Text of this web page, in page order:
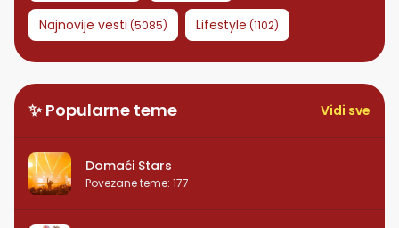
Najnovije vesti (5085) Lifestyle (1102)
✨ Popularne teme Vidi sve
Domaći Stars
Povezane teme: 177